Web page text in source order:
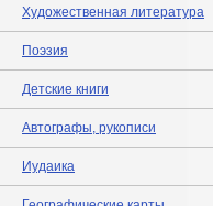
Художественная литература
Поэзия
Детские книги
Автографы, рукописи
Иудаика